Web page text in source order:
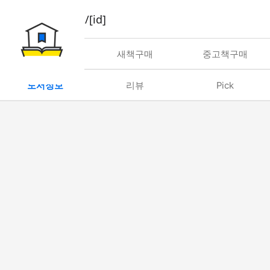
book/rent/[id]
대여 새책구매 중고책구매
도서정보 리뷰 Pick